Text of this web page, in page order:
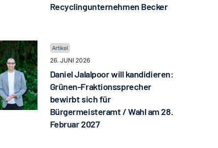
Recyclingunternehmen Becker
26. JUNI 2026
Daniel Jalalpoor will kandidieren:
Grünen-Fraktionssprecher
bewirbt sich für
Bürgermeisteramt / Wahl am 28.
Februar 2027